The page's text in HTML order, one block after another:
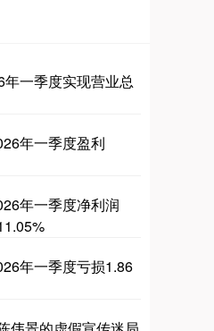
一季度实现营业总
年一季度盈利
年一季度净利润
年一季度亏损1.86